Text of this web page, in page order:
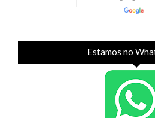
Estamos no